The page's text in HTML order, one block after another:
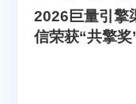
2026巨量引擎
信荣获“共擎